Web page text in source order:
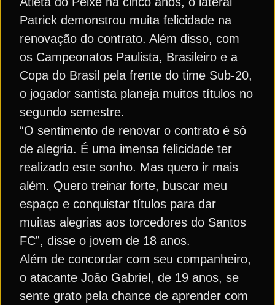
Patrick demonstrou muita felicidade na
renovação do contrato. Além disso, com
os Campeonatos Paulista, Brasileiro e a
Copa do Brasil pela frente do time Sub-20,
o jogador santista planeja muitos títulos no
segundo semestre.
“O sentimento de renovar o contrato é só
de alegria. É uma imensa felicidade ter
realizado este sonho. Mas quero ir mais
além. Quero treinar forte, buscar meu
espaço e conquistar títulos para dar
muitas alegrias aos torcedores do Santos
FC”, disse o jovem de 18 anos.
Além de concordar com seu companheiro,
o atacante João Gabriel, de 19 anos, se
sente grato pela chance de aprender com